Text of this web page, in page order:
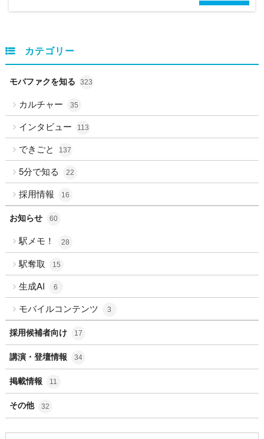
カテゴリー
モバファクを知る 323
カルチャー 35
インタビュー 113
できごと 137
5分で知る 22
採用情報 16
お知らせ 60
駅メモ！ 28
駅奪取 15
生成AI 6
モバイルコンテンツ 3
採用候補者向け 17
講演・登壇情報 34
掲載情報 11
その他 32